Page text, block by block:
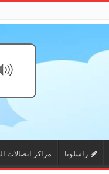
راسلونا مراكز اتصالات